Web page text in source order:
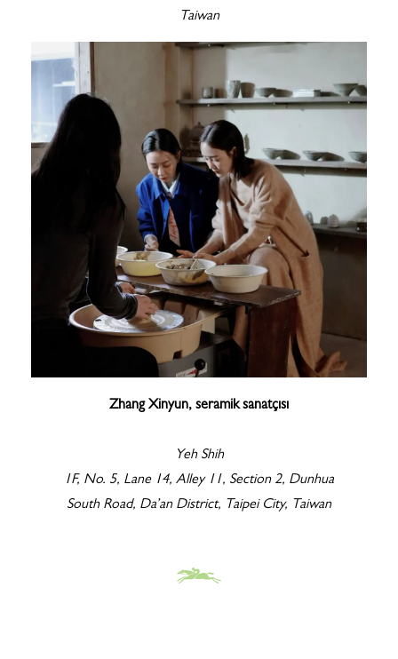
Taiwan
Zhang Xinyun, seramik sanatçısı
Yeh Shih
1F, No. 5, Lane 14, Alley 11, Section 2, Dunhua
South Road, Da’an District, Taipei City, Taiwan